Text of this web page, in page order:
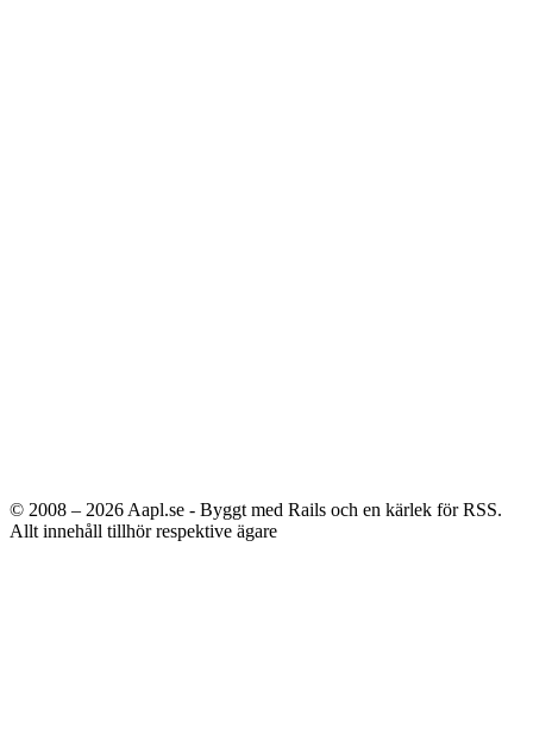
© 2008 – 2026 Aapl.se - Byggt med Rails och en kärlek för RSS.
Allt innehåll tillhör respektive ägare